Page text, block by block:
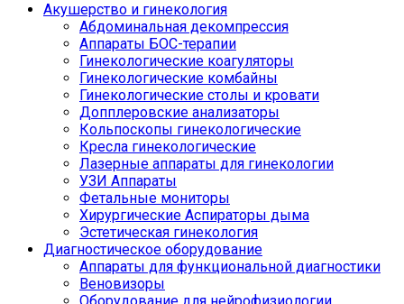
Акушерство и гинекология
Абдоминальная декомпрессия
Аппараты БОС-терапии
Гинекологические коагуляторы
Гинекологические комбайны
Гинекологические столы и кровати
Допплеровские анализаторы
Кольпоскопы гинекологические
Кресла гинекологические
Лазерные аппараты для гинекологии
УЗИ Аппараты
Фетальные мониторы
Хирургические Аспираторы дыма
Эстетическая гинекология
Диагностическое оборудование
Аппараты для функциональной диагностики
Веновизоры